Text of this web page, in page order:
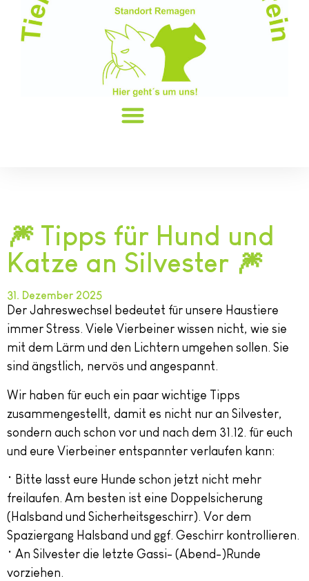
🎆 Tipps für Hund und
Katze an Silvester 🎆
31. Dezember 2025
Der Jahreswechsel bedeutet für unsere Haustiere
immer Stress. Viele Vierbeiner wissen nicht, wie sie
mit dem Lärm und den Lichtern umgehen sollen. Sie
sind ängstlich, nervös und angespannt.
Wir haben für euch ein paar wichtige Tipps
zusammengestellt, damit es nicht nur an Silvester,
sondern auch schon vor und nach dem 31.12. für euch
und eure Vierbeiner entspannter verlaufen kann:
• Bitte lasst eure Hunde schon jetzt nicht mehr
freilaufen. Am besten ist eine Doppelsicherung
(Halsband und Sicherheitsgeschirr). Vor dem
Spaziergang Halsband und ggf. Geschirr kontrollieren.
• An Silvester die letzte Gassi- (Abend-)Runde
vorziehen.